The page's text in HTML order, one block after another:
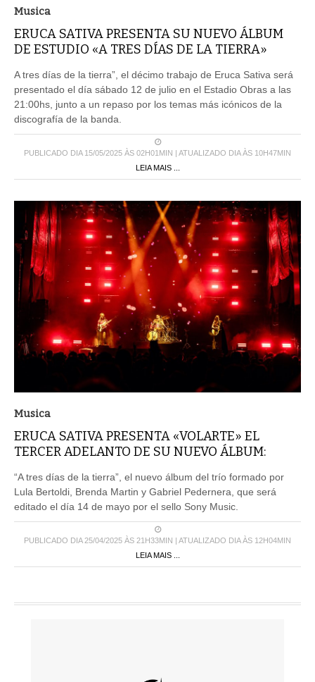
Musica
ERUCA SATIVA PRESENTA SU NUEVO ÁLBUM
DE ESTUDIO «A TRES DÍAS DE LA TIERRA»
A tres días de la tierra”, el décimo trabajo de Eruca Sativa será
presentado el día sábado 12 de julio en el Estadio Obras a las
21:00hs, junto a un repaso por los temas más icónicos de la
discografía de la banda.
PUBLICADO DIA 15/05/2025 ÀS 02H01MIN | ATUALIZADO DIA ÀS 10H47MIN
LEIA MAIS ...
Musica
ERUCA SATIVA PRESENTA «VOLARTE» EL
TERCER ADELANTO DE SU NUEVO ÁLBUM:
“A tres días de la tierra”, el nuevo álbum del trío formado por
Lula Bertoldi, Brenda Martin y Gabriel Pedernera, que será
editado el día 14 de mayo por el sello Sony Music.
PUBLICADO DIA 25/04/2025 ÀS 21H33MIN | ATUALIZADO DIA ÀS 12H04MIN
LEIA MAIS ...